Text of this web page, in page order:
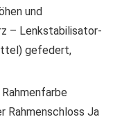
und
– Lenkstabilisator-
gefedert,
Rahmenschloss Ja